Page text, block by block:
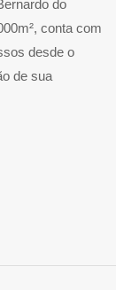
do
conta com
desde o
de sua